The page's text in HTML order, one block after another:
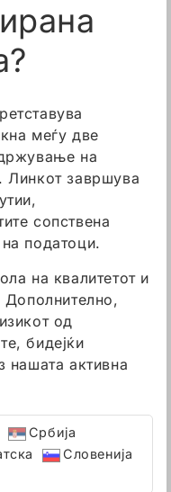
меѓу две
на
Линкот завршува
сопствена
податоци.
на квалитетот и
Дополнително,
од
бидејќи
нашата активна
Србија
Словенија